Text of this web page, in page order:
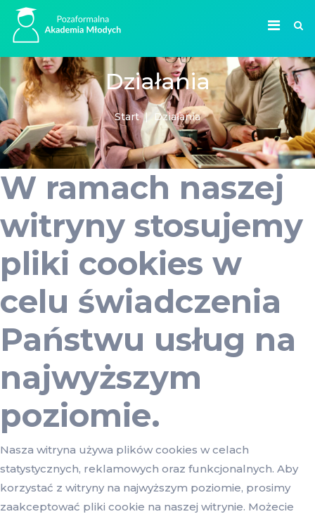
Działania
Start Działania
W ramach naszej
witryny stosujemy
pliki cookies w
celu świadczenia
Państwu usług na
najwyższym
poziomie.
Nasza witryna używa plików cookies w celach
statystycznych, reklamowych oraz funkcjonalnych. Aby
korzystać z witryny na najwyższym poziomie, prosimy
zaakceptować pliki cookie na naszej witrynie. Możecie